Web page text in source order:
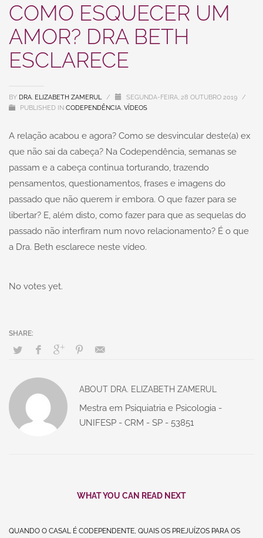
COMO ESQUECER UM
AMOR? DRA BETH
ESCLARECE
BY DRA. ELIZABETH ZAMERUL / SEGUNDA-FEIRA, 28 OUTUBRO 2019
/
PUBLISHED IN CODEPENDÊNCIA, VÍDEOS
A relação acabou e agora? Como se desvincular deste(a) ex
que não sai da cabeça? Na Codependência, semanas se
passam e a cabeça continua torturando, trazendo
pensamentos, questionamentos, frases e imagens do
passado que não querem ir embora. O que fazer para se
libertar? E, além disto, como fazer para que as sequelas do
passado não interfiram num novo relacionamento? É o que
a Dra. Beth esclarece neste vídeo.
No votes yet.
ABOUT DRA. ELIZABETH ZAMERUL
Mestra em Psiquiatria e Psicologia -
UNIFESP - CRM - SP - 53851
WHAT YOU CAN READ NEXT
QUANDO O CASAL É CODEPENDENTE, QUAIS OS PREJUÍZOS PARA OS